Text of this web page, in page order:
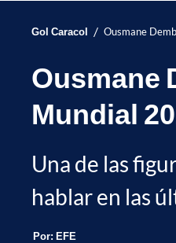
Gol Caracol / Ousmane
Ousmane
Mundial
Una de las
hablar en las
Por: EFE